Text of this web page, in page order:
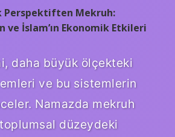
Perspektiften Mekruh:
ve İslam’ın Ekonomik Etkileri
daha büyük ölçekteki
ve bu sistemlerin
Namazda mekruh
toplumsal düzeydeki